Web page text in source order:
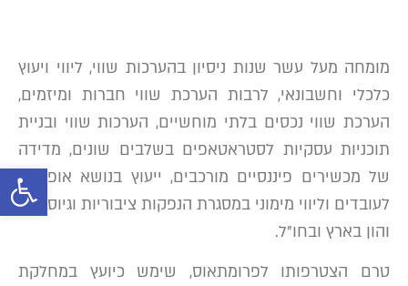
מומחה מעל עשר שנות ניסיון בהערכות שווי, ליווי ויעוץ
כלכלי וחשבונאי, לרבות הערכת שווי חברות ומיזמים,
הערכת שווי נכסים בלתי מוחשיים, הערכות שווי ובניית
תוכניות עסקיות לסטראטאפים בשלבים שונים, מדידה
של מכשירים פיננסיים מורכבים, ייעוץ בנושא אופציות
לעובדים וליווי מימוני במסגרת הנפקות ציבוריות וגיוס חוב
והון בארץ ובחו”ל.
טרם הצטרפותו לפרומתאוס, שימש כיועץ במחלקת